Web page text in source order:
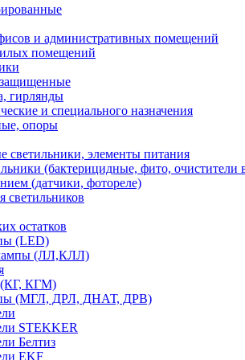
и административных помещений
помещений
гирлянды
и специального назначения
опоры
светильники, элементы питания
(бактерицидные, фито, очистители
(датчики, фотореле)
светильников
остатков
(LED)
(ЛЛ,КЛЛ)
(КГ, КГМ)
(МГЛ, ДРЛ, ДНАТ, ДРВ)
STEKKER
Белтиз
EKF